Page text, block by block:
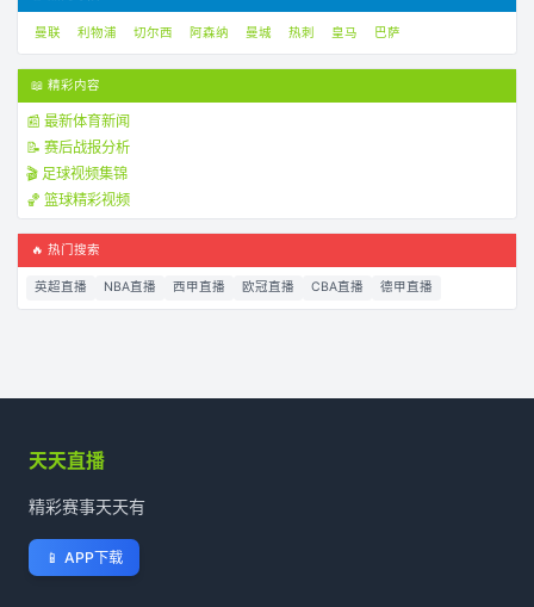
曼联 利物浦 切尔西 阿森纳 曼城 热刺 皇马 巴萨
📖 精彩内容
📰 最新体育新闻
📝 赛后战报分析
🎬 足球视频集锦
🏀 篮球精彩视频
🔥 热门搜索
英超直播 NBA直播 西甲直播 欧冠直播 CBA直播 德甲直播
天天直播
精彩赛事天天有
📱 APP下载